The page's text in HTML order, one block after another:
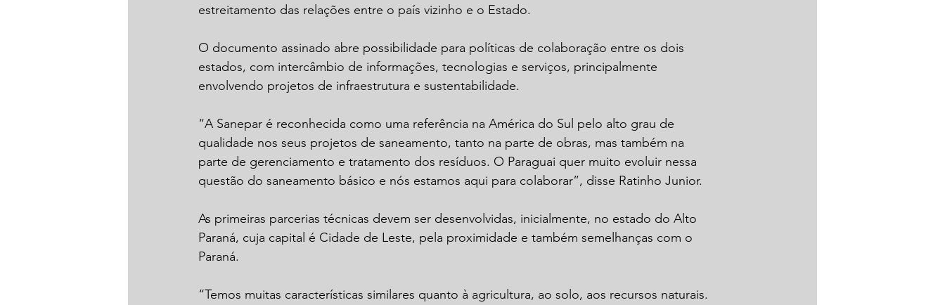
estreitamento das relações entre o país vizinho e o Estado.
O documento assinado abre possibilidade para políticas de colaboração entre os dois
estados, com intercâmbio de informações, tecnologias e serviços, principalmente
envolvendo projetos de infraestrutura e sustentabilidade.
“A Sanepar é reconhecida como uma referência na América do Sul pelo alto grau de
qualidade nos seus projetos de saneamento, tanto na parte de obras, mas também na
parte de gerenciamento e tratamento dos resíduos. O Paraguai quer muito evoluir nessa
questão do saneamento básico e nós estamos aqui para colaborar”, disse Ratinho Junior.
As primeiras parcerias técnicas devem ser desenvolvidas, inicialmente, no estado do Alto
Paraná, cuja capital é Cidade de Leste, pela proximidade e também semelhanças com o
Paraná.
“Temos muitas características similares quanto à agricultura, ao solo, aos recursos naturais.